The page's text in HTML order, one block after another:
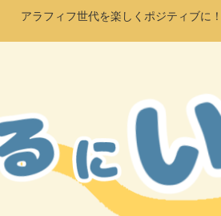
アラフィフ世代を楽しくポジティブに！